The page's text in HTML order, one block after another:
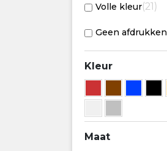
Volle kleur 21
Geen afdrukken
Kleur
Maat